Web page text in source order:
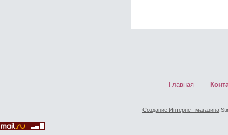
Главная
Создание Интернет-магазина